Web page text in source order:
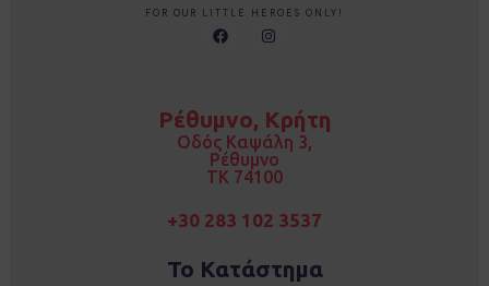
FOR OUR LITTLE HEROES ONLY!
F
a
o
I
n
r
a
m
Ρέθυμνο, Κρήτη
Οδός Καψάλη 3,
Ρέθυμνο
TK 74100
+30 283 102 3537
Το Κατάστημα